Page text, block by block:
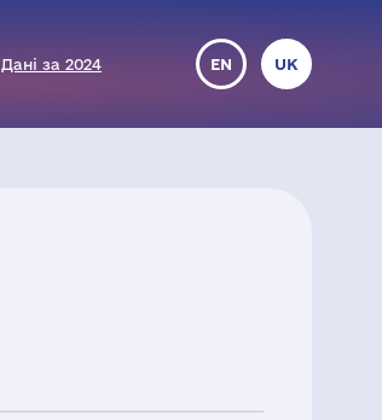
Дані за 2024 EN UK